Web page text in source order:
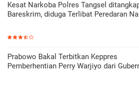
Kesat Narkoba Polres Tangsel
Bareskrim, diduga Terlibat Peredaran
Prabowo Bakal Terbitkan Keppres
Pemberhentian Perry Warjiyo dari